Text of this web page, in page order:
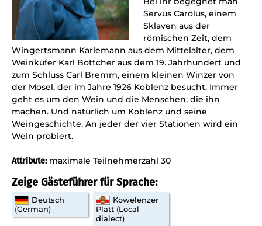
Servus Carolus, einem
Sklaven aus der
römischen Zeit, dem
Wingertsmann Karlemann aus dem Mittelalter, dem
Weinküfer Karl Böttcher aus dem 19. Jahrhundert und
zum Schluss Carl Bremm, einem kleinen Winzer von
der Mosel, der im Jahre 1926 Koblenz besucht. Immer
geht es um den Wein und die Menschen, die ihn
machen. Und natürlich um Koblenz und seine
Weingeschichte. An jeder der vier Stationen wird ein
Wein probiert.
Attribute: maximale Teilnehmerzahl 30
Zeige Gästeführer für Sprache:
Deutsch
(German)
Kowelenzer
Platt (Local
dialect)